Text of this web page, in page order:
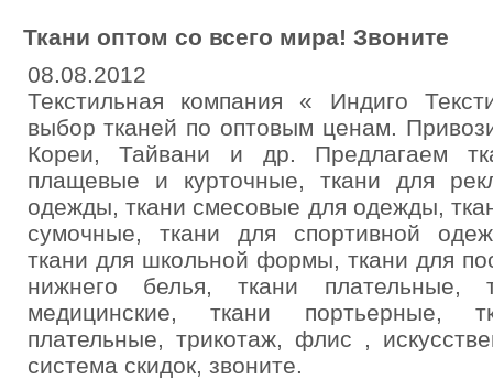
Ткани оптом со всего мира! Звоните
08.08.2012
Текстильная компания « Индиго
выбор тканей по оптовым ценам.
Кореи, Тайвани и др. Предлагаем
плащевые и курточные, ткани для
одежды, ткани смесовые для одежды,
сумочные, ткани для спортивной
ткани для школьной формы, ткани для
нижнего белья, ткани плательные,
медицинские, ткани портьерные,
плательные, трикотаж, флис ,
система скидок, звоните.